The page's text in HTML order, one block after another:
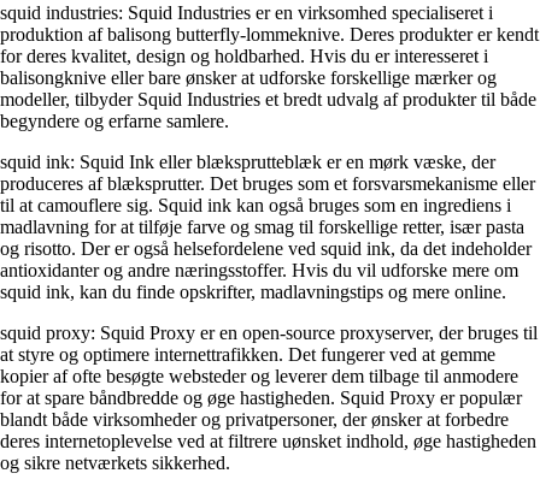
squid industries: Squid Industries er en virksomhed specialiseret i
produktion af balisong butterfly-lommeknive. Deres produkter er kendt
for deres kvalitet, design og holdbarhed. Hvis du er interesseret i
balisongknive eller bare ønsker at udforske forskellige mærker og
modeller, tilbyder Squid Industries et bredt udvalg af produkter til både
begyndere og erfarne samlere.
squid ink: Squid Ink eller blæksprutteblæk er en mørk væske, der
produceres af blæksprutter. Det bruges som et forsvarsmekanisme eller
til at camouflere sig. Squid ink kan også bruges som en ingrediens i
madlavning for at tilføje farve og smag til forskellige retter, især pasta
og risotto. Der er også helsefordelene ved squid ink, da det indeholder
antioxidanter og andre næringsstoffer. Hvis du vil udforske mere om
squid ink, kan du finde opskrifter, madlavningstips og mere online.
squid proxy: Squid Proxy er en open-source proxyserver, der bruges til
at styre og optimere internettrafikken. Det fungerer ved at gemme
kopier af ofte besøgte websteder og leverer dem tilbage til anmodere
for at spare båndbredde og øge hastigheden. Squid Proxy er populær
blandt både virksomheder og privatpersoner, der ønsker at forbedre
deres internetoplevelse ved at filtrere uønsket indhold, øge hastigheden
og sikre netværkets sikkerhed.